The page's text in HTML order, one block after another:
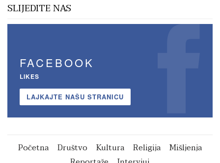
SLIJEDITE NAS
FACEBOOK
LIKES
LAJKAJTE NAŠU STRANICU
Početna Društvo Kultura Religija
Mišljenja